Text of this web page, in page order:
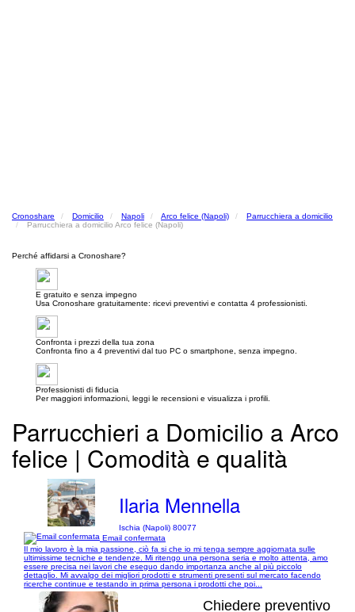
Cronoshare Domicilio Napoli Arco felice (Napoli)
Parrucchiera a domicilio
Parrucchiera a domicilio Arco felice (Napoli)
Perché affidarsi a Cronoshare?
E gratuito e senza impegno
Usa Cronoshare gratuitamente: ricevi preventivi e contatta 4 professionisti.
Confronta i prezzi della tua zona
Confronta fino a 4 preventivi dal tuo PC o smartphone, senza impegno.
Professionisti di fiducia
Per maggiori informazioni, leggi le recensioni e visualizza i profili.
Parrucchieri a Domicilio a Arco
felice | Comodità e qualità
Ilaria Mennella
Ischia (Napoli) 80077
Email confermata
Il mio lavoro è la mia passione, ciò fa si che io mi tenga sempre aggiornata sulle
ultimissime tecniche e tendenze. Mi ritengo una persona seria e molto attenta, amo
essere precisa nei lavori che eseguo dando importanza anche al più piccolo
dettaglio. Mi avvalgo dei migliori prodotti e strumenti presenti sul mercato facendo
ricerche continue e testando in prima persona i prodotti che poi...
Chiedere preventivo